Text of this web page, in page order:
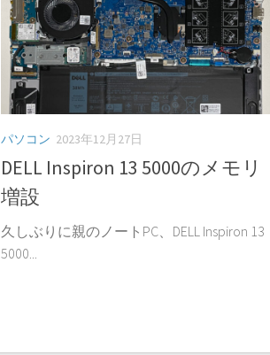
パソコン 2023年12月27日
DELL Inspiron 13 5000のメモリ
増設
久しぶりに親のノートPC、DELL Inspiron 13
5000...